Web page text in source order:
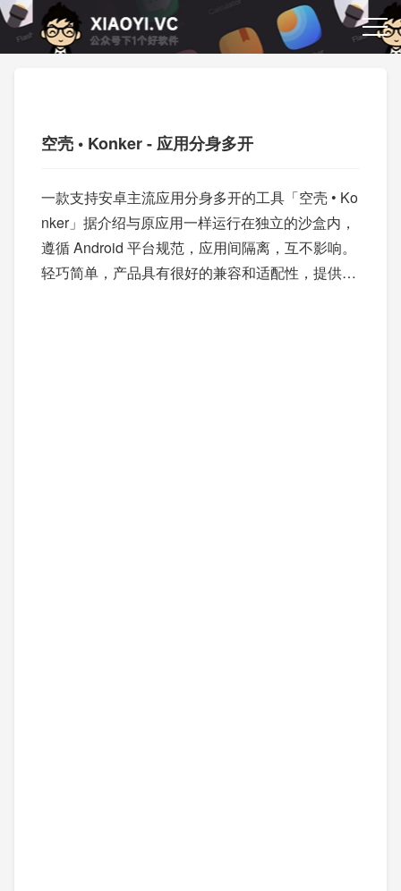
空壳 • Konker - 应用分身多开
一款支持安卓主流应用分身多开的工具「空壳 • Ko
nker」据介绍与原应用一样运行在独立的沙盒内，
遵循 Android 平台规范，应用间隔离，互不影响。
轻巧简单，产品具有很好的兼容和适配性，提供隐